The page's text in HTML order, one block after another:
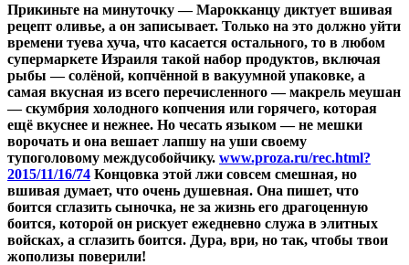
Прикиньте на минуточку — Марокканцу диктует вшивая
рецепт оливье, а он записывает. Только на это должно уйти
времени туева хуча, что касается остального, то в любом
супермаркете Израиля такой набор продуктов, включая
рыбы — солёной, копчённой в вакуумной упаковке, а
самая вкусная из всего перечисленного — макрель меушан
— скумбрия холодного копчения или горячего, которая
ещё вкуснее и нежнее. Но чесать языком — не мешки
ворочать и она вешает лапшу на уши своему
тупоголовому междусобойчику. www.proza.ru/rec.html?
2015/11/16/74 Концовка этой лжи совсем смешная, но
вшивая думает, что очень душевная. Она пишет, что
боится сглазить сыночка, не за жизнь его драгоценную
боится, которой он рискует ежедневно служа в элитных
войсках, а сглазить боится. Дура, ври, но так, чтобы твои
жополизы поверили!